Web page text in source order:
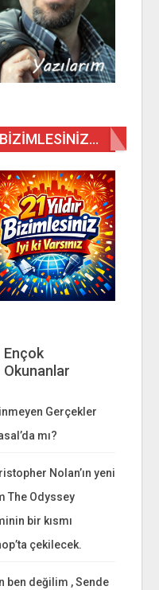
BIZIMLESINIZ…
Ençok
Okunanlar
Gerçekler
mı?
Nolan’ın yeni
The Odyssey
bir kısmı
çekilecek.
ben değilim , Sende